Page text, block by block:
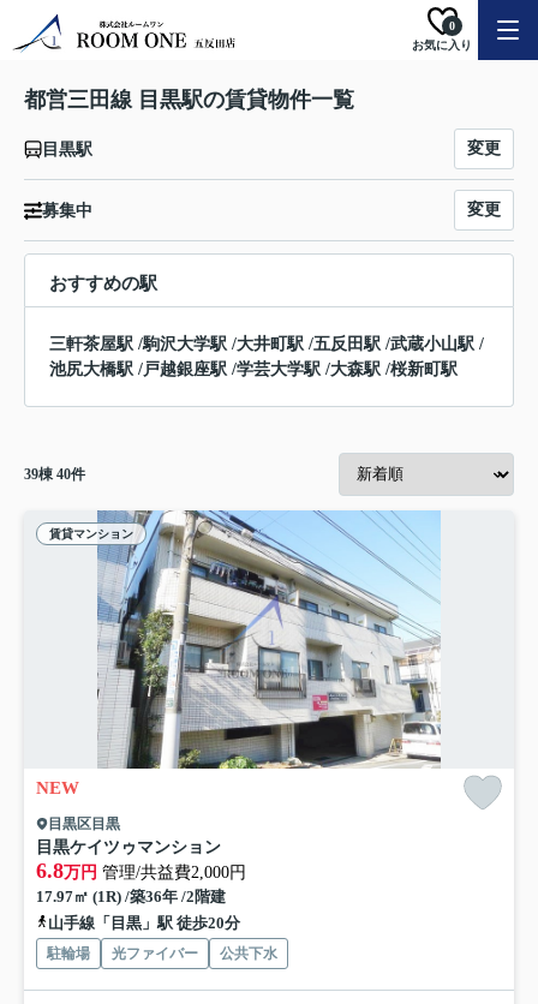
お気に入り
0
都営三田線 目黒駅の賃貸物件一覧
目黒駅 変更
募集中 変更
おすすめの駅
三軒茶屋駅 /駒沢大学駅 /大井町駅 /五反田駅 /武蔵小山駅 /
池尻大橋駅 /戸越銀座駅 /学芸大学駅 /大森駅 /桜新町駅
39棟 40件
賃貸マンション
NEW
目黒区目黒
目黒ケイツゥマンション
6.8万円 管理/共益費2,000円
17.97㎡ (1R) /築36年 /2階建
山手線「目黒」駅 徒歩20分
駐輪場 光ファイバー 公共下水